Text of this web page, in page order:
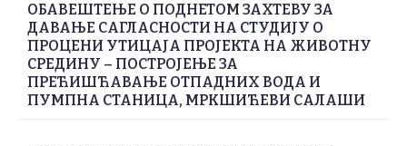
ОБАВЕШТЕЊЕ О ПОДНЕТОМ ЗАХТЕВУ ЗА
ДАВАЊЕ САГЛАСНОСТИ НА СТУДИЈУ О
ПРОЦЕНИ УТИЦАЈА ПРОЈЕКТА НА ЖИВОТНУ
СРЕДИНУ – ПОСТРОЈЕЊЕ ЗА
ПРЕЋИШЋАВАЊЕ ОТПАДНИХ ВОДА И
ПУМПНА СТАНИЦА, МРКШИЋЕВИ САЛАШИ